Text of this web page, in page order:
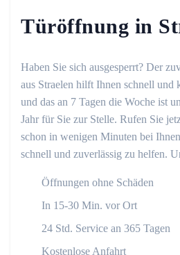
Türöffnung in
Haben Sie sich ausgesperrt? Der
aus Straelen hilft Ihnen schnell und
und das an 7 Tagen die Woche ist
Jahr für Sie zur Stelle. Rufen Sie
schon in wenigen Minuten bei
schnell und zuverlässig zu helfen.
Öffnungen ohne Schäden
In 15-30 Min. vor Ort
24 Std. Service an 365 Tagen
Kostenlose Anfahrt